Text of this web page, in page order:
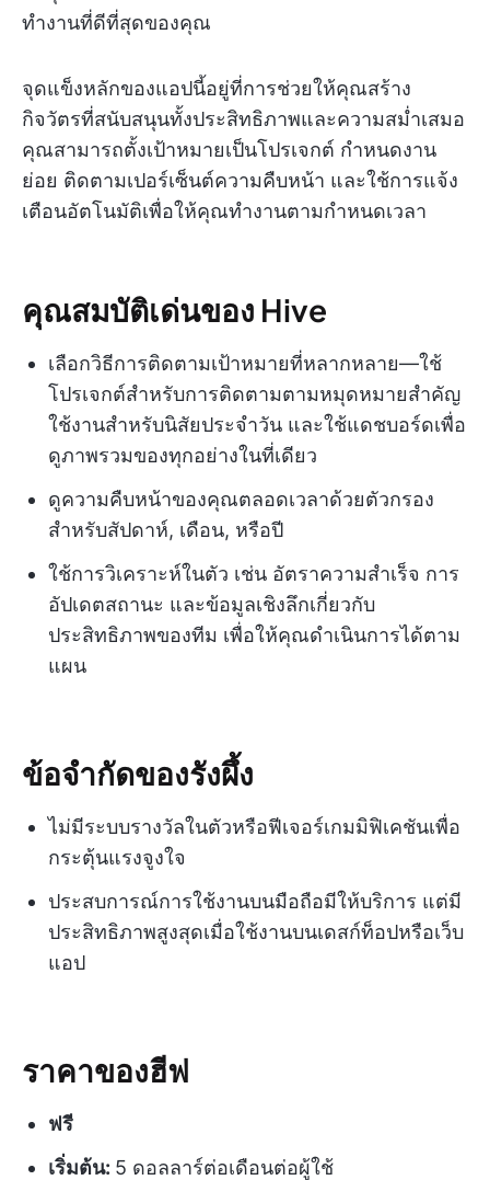
ทำงานที่ดีที่สุดของคุณ
จุดแข็งหลักของแอปนี้อยู่ที่การช่วยให้คุณสร้าง
กิจวัตรที่สนับสนุนทั้งประสิทธิภาพและความสม่ำเสมอ
คุณสามารถตั้งเป้าหมายเป็นโปรเจกต์ กำหนดงาน
ย่อย ติดตามเปอร์เซ็นต์ความคืบหน้า และใช้การแจ้ง
เตือนอัตโนมัติเพื่อให้คุณทำงานตามกำหนดเวลา
คุณสมบัติเด่นของ Hive
เลือกวิธีการติดตามเป้าหมายที่หลากหลาย—ใช้
โปรเจกต์สำหรับการติดตามตามหมุดหมายสำคัญ
ใช้งานสำหรับนิสัยประจำวัน และใช้แดชบอร์ดเพื่อ
ดูภาพรวมของทุกอย่างในที่เดียว
ดูความคืบหน้าของคุณตลอดเวลาด้วยตัวกรอง
สำหรับสัปดาห์, เดือน, หรือปี
ใช้การวิเคราะห์ในตัว เช่น อัตราความสำเร็จ การ
อัปเดตสถานะ และข้อมูลเชิงลึกเกี่ยวกับ
ประสิทธิภาพของทีม เพื่อให้คุณดำเนินการได้ตาม
แผน
ข้อจำกัดของรังผึ้ง
ไม่มีระบบรางวัลในตัวหรือฟีเจอร์เกมมิฟิเคชันเพื่อ
กระตุ้นแรงจูงใจ
ประสบการณ์การใช้งานบนมือถือมีให้บริการ แต่มี
ประสิทธิภาพสูงสุดเมื่อใช้งานบนเดสก์ท็อปหรือเว็บ
แอป
ราคาของฮีฟ
ฟรี
เริ่มต้น: 5 ดอลลาร์ต่อเดือนต่อผู้ใช้